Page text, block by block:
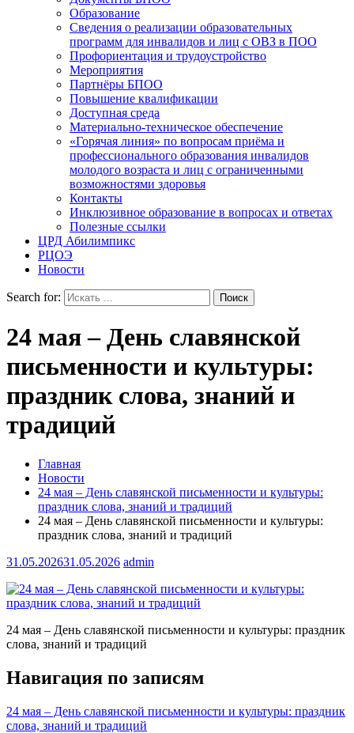
Образование
Сведения о реализации образовательных
программ для инвалидов и лиц с ОВЗ в ПОО
Профориентация и трудоустройство
Мероприятия
Партнёры БПОО
Повышение квалификации
Доступная среда
Материально-техническое обеспечение
«Горячая линия» по вопросам приёма и
профессионального образования инвалидов
молодого возраста и лиц с ограниченными
возможностями здоровья
Контакты
Инклюзивное образование в вопросах и ответах
Полезные ссылки
ЦРД Абилимпикс
РЦОЭ
Новости
Search for:
24 мая – День славянской
письменности и культуры:
праздник слова, знаний и
традиций
Главная
Новости
24 мая – День славянской письменности и культуры:
праздник слова, знаний и традиций
24 мая – День славянской письменности и культуры:
праздник слова, знаний и традиций
31.05.202631.05.2026 admin
24 мая – День славянской письменности и культуры: праздник
слова, знаний и традиций
Навигация по записям
24 мая – День славянской письменности и культуры: праздник
слова, знаний и традиций